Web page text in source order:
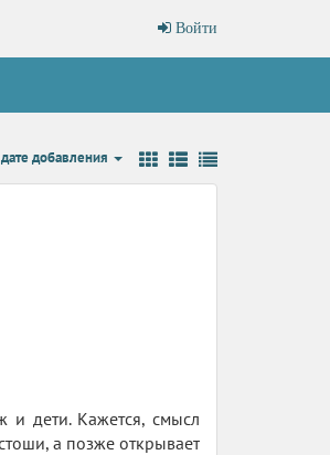
Войти
добавления
и дети. Кажется, смысл
а позже открывает